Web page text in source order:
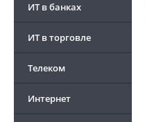
ИТ в банках
ИТ в торговле
Телеком
Интернет